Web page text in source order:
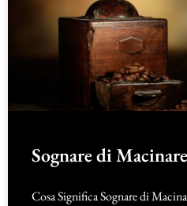
Sognare di Macinare
Cosa Significa Sognare di